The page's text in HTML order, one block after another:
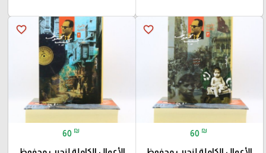
favorite_border
60 ₪
favorite_border
60 ₪